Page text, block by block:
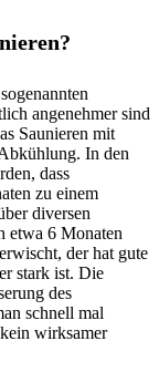
angenehmer sind
Saunieren mit
In den
dass
zu einem
diversen
etwa 6 Monaten
der hat gute
stark ist. Die
des
schnell mal
wirksamer